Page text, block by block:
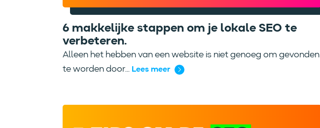
6 makkelijke stappen om je lokale SEO te
verbeteren.
Alleen het hebben van een website is niet genoeg om gevonden
te worden door... Lees meer